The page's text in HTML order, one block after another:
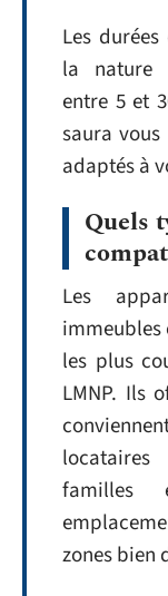
Les
la nature
entre 5 et
saura
adaptés à
Quels
Les
immeubles
les plus
LMNP. Ils
familles
zones bien